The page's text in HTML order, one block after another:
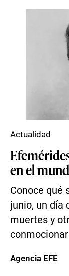
en el
Conoce qué
junio, un día
muertes y
Actualidad
Agencia EFE